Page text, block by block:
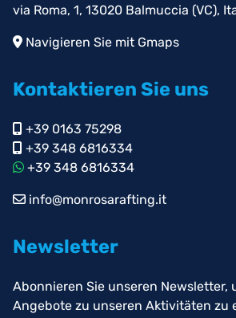
via Roma, 1, 13020 Balmuccia (VC),
Navigieren Sie mit Gmaps
Kontaktieren Sie uns
+39 0163 75298
+39 348 6816334
+39 348 6816334
info@monrosarafting.it
Newsletter
Abonnieren Sie unseren Newsletter,
Angebote zu unseren Aktivitäten zu